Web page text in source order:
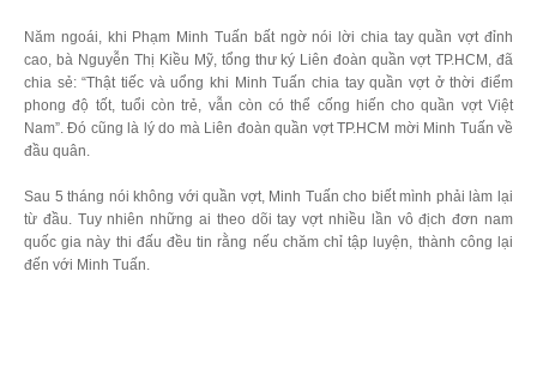
Năm ngoái, khi Phạm Minh Tuấn bất ngờ nói lời chia tay quần vợt đỉnh
cao, bà Nguyễn Thị Kiều Mỹ, tổng thư ký Liên đoàn quần vợt TP.HCM, đã
chia sẻ: “Thật tiếc và uổng khi Minh Tuấn chia tay quần vợt ở thời điểm
phong độ tốt, tuổi còn trẻ, vẫn còn có thể cống hiến cho quần vợt Việt
Nam”. Đó cũng là lý do mà Liên đoàn quần vợt TP.HCM mời Minh Tuấn về
đầu quân.
Sau 5 tháng nói không với quần vợt, Minh Tuấn cho biết mình phải làm lại
từ đầu. Tuy nhiên những ai theo dõi tay vợt nhiều lần vô địch đơn nam
quốc gia này thi đấu đều tin rằng nếu chăm chỉ tập luyện, thành công lại
đến với Minh Tuấn.